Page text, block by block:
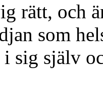
rätt, och
som
i sig själv